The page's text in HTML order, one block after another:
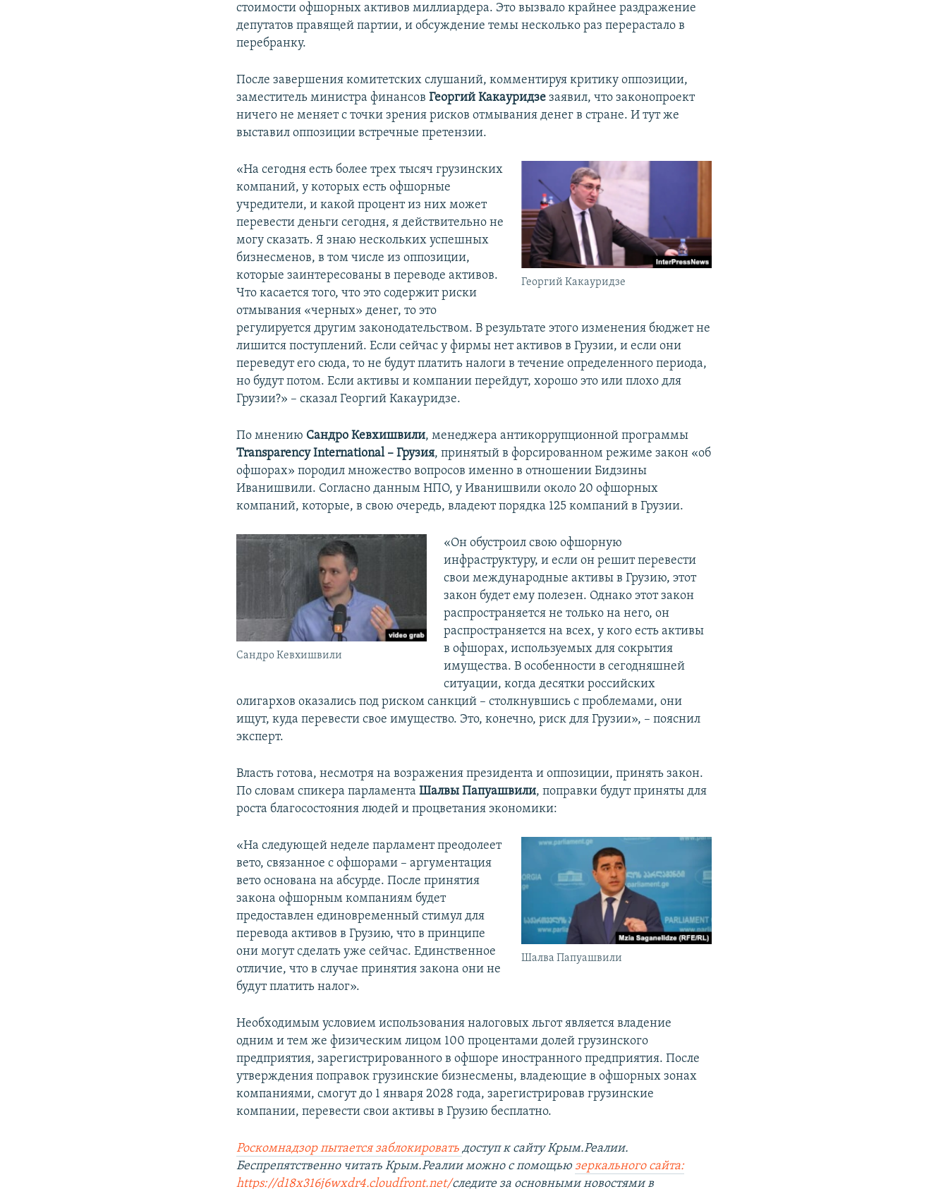
стоимости офшорных активов миллиардера. Это вызвало крайнее раздражение
депутатов правящей партии, и обсуждение темы несколько раз перерастало в
перебранку.
После завершения комитетских слушаний, комментируя критику оппозиции,
заместитель министра финансовГеоргий Какауридзе заявил, что законопроект
ничего не меняет с точки зрения рисков отмывания денег в стране. И тут же
выставил оппозиции встречные претензии.
Георгий Какауридзе
«На сегодня есть более трех тысяч грузинских
компаний, у которых есть офшорные
учредители, и какой процент из них может
перевести деньги сегодня, я действительно не
могу сказать. Я знаю нескольких успешных
бизнесменов, в том числе из оппозиции,
которые заинтересованы в переводе активов.
Что касается того, что это содержит риски
отмывания «черных» денег, то это
регулируется другим законодательством. В результате этого изменения бюджет не
лишится поступлений. Если сейчас у фирмы нет активов в Грузии, и если они
переведут его сюда, то не будут платить налоги в течение определенного периода,
но будут потом. Если активы и компании перейдут, хорошо это или плохо для
Грузии?» – сказал Георгий Какауридзе.
По мнению Сандро Кевхишвили, менеджера антикоррупционной программы
Transparency International – Грузия, принятый в форсированном режиме закон «об
офшорах» породил множество вопросов именно в отношении Бидзины
Иванишвили. Согласно данным НПО, у Иванишвили около 20 офшорных
компаний, которые, в свою очередь, владеют порядка 125 компаний в Грузии.
Сандро Кевхишвили
«Он обустроил свою офшорную
инфраструктуру, и если он решит перевести
свои международные активы в Грузию, этот
закон будет ему полезен. Однако этот закон
распространяется не только на него, он
распространяется на всех, у кого есть активы
в офшорах, используемых для сокрытия
имущества. В особенности в сегодняшней
ситуации, когда десятки российских
олигархов оказались под риском санкций – столкнувшись с проблемами, они
ищут, куда перевести свое имущество. Это, конечно, риск для Грузии», – пояснил
эксперт.
Власть готова, несмотря на возражения президента и оппозиции, принять закон.
По словам спикера парламентаШалвы Папуашвили, поправки будут приняты для
роста благосостояния людей и процветания экономики:
Шалва Папуашвили
«На следующей неделе парламент преодолеет
вето, связанное с офшорами – аргументация
вето основана на абсурде. После принятия
закона офшорным компаниям будет
предоставлен единовременный стимул для
перевода активов в Грузию, что в принципе
они могут сделать уже сейчас. Единственное
отличие, что в случае принятия закона они не
будут платить налог».
Необходимым условием использования налоговых льгот является владение
одним и тем же физическим лицом 100 процентами долей грузинского
предприятия, зарегистрированного в офшоре иностранного предприятия. После
утверждения поправок грузинские бизнесмены, владеющие в офшорных зонах
компаниями, смогут до 1 января 2028 года, зарегистрировав грузинские
компании, перевести свои активы в Грузию бесплатно.
Роскомнадзор пытается заблокировать доступ к сайту Крым.Реалии.
Беспрепятственно читать Крым.Реалии можно с помощьюзеркального сайта:
https://d18x316j6wxdr4.cloudfront.net/следите за основными новостями в